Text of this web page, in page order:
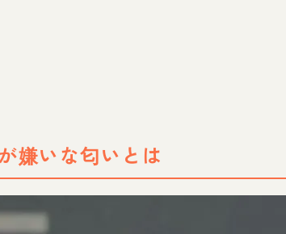
嫌いな匂いとは